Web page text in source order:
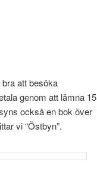
att besöka
genom att lämna 15
också en bok över
vi “Östbyn”.